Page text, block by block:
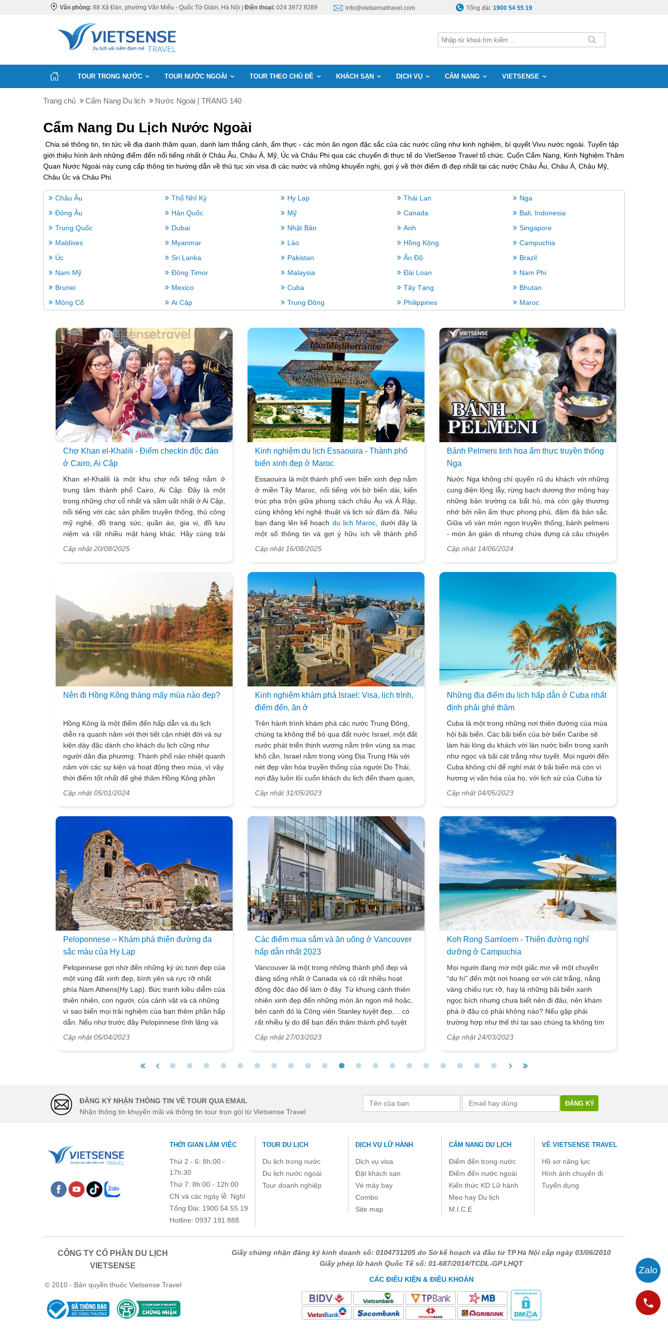
Văn phòng: 88 Xã Đàn, phường Văn Miếu - Quốc Tử Giám, Hà Nội | Điện thoại: 024 3972 8289 info@vietsensetravel.com Tổng đài:1900 54 55 19
TOUR TRONG NƯỚC TOUR NƯỚC NGOÀI TOUR THEO CHỦ ĐỀ KHÁCH SẠN DỊCH VỤ CẨM NANG VIETSENSE
Trang chủ Cẩm Nang Du lịch Nước Ngoài | TRANG 140
Cẩm Nang Du Lịch Nước Ngoài
Chia sẻ thông tin, tin tức về địa danh thăm quan, danh lam thắng cảnh, ẩm thực - các món ăn ngon đặc sắc của các nước cũng như kinh nghiệm, bí quyết Vivu nước ngoài. Tuyển tập
giới thiệu hình ảnh những điểm đến nổi tiếng nhất ở Châu Âu, Châu Á, Mỹ, Úc và Châu Phi qua các chuyến đi thực tế do VietSense Travel tổ chức. Cuốn Cẩm Nang, Kinh Nghiệm Thăm
Quan Nước Ngoài này cung cấp thông tin hướng dẫn về thủ tục xin visa đi các nước và những khuyến nghị, gợi ý về thời điểm đi đẹp nhất tại các nước Châu Âu, Châu Á, Châu Mỹ,
Châu Úc và Châu Phi.
Châu Âu Thổ Nhĩ Kỳ Hy Lạp Thái Lan
Nga
Đông Âu
Hàn Quốc Mỹ Canada
Bali, Indonesia
Trung Quốc
Dubai Nhật Bản Anh
Singapore
Maldives
Myanmar Lào Hồng Kông
Campuchia
Úc
Sri Lanka Pakistan Ấn Độ
Brazil
Nam Mỹ
Đông Timor Malaysia Đài Loan
Nam Phi
Brunei
Mexico Cuba Tây Tạng
Bhutan
Mông Cổ
Ai Cập Trung Đông Philippines Maroc
Chợ Khan el-Khalili - Điểm checkin độc đáo
ở Cairo, Ai Cập
Khan el-Khalili là một khu chợ nổi tiếng nằm ở
trung tâm thành phố Cairo, Ai Cập. Đây là một
trong những chợ cổ nhất và sầm uất nhất ở Ai Cập,
nổi tiếng với các sản phẩm truyền thống, thủ công
mỹ nghệ, đồ trang sức, quần áo, gia vị, đồ lưu
niệm và rất nhiều mặt hàng khác. Hãy cùng trải
nghiệm điểm check-in truyền thống độc đáo này
Cập nhật 20/08/2025
Kinh nghiệm du lịch Essaouira - Thành phố
biển xinh đẹp ở Maroc
Essaouira là một thành phố ven biển xinh đẹp nằm
ở miền Tây Maroc, nổi tiếng với bờ biển dài, kiến
trúc pha trộn giữa phong cách châu Âu và Ả Rập,
cùng không khí nghệ thuật và lịch sử đậm đà. Nếu
bạn đang lên kế hoạch du lịch Maroc , dưới đây là
một số thông tin và gợi ý hữu ích về thành phố
biển Essaouira xinh đẹp.
Cập nhật 16/08/2025
Bánh Pelmeni tinh hoa ẩm thực truyền thống
Nga
Nước Nga không chỉ quyến rũ du khách với những
cung điện lộng lẫy, rừng bạch dương thơ mộng hay
những bản trường ca bất hủ, mà còn gây thương
nhớ bởi nền ẩm thực phong phú, đậm đà bản sắc.
Giữa vô vàn món ngon truyền thống, bánh pelmeni
- món ăn giản dị nhưng chứa đựng cả câu chuyện
văn hóa được xem như “linh hồn” của ẩm thực xứ
Cập nhật 14/06/2024
Nên đi Hồng Kông tháng mấy mùa nào đẹp?
Hồng Kông là một điểm đến hấp dẫn và du lịch
diễn ra quanh năm với thời tiết cận nhiệt đới và sự
kiện dày đặc dành cho khách du lịch cũng như
người dân địa phương. Thành phố náo nhiệt quanh
năm với các sự kiện và hoạt động theo mùa, vì vậy
thời điểm tốt nhất để ghé thăm Hồng Kông phần
lớn phụ thuộc vào sở thích và niềm đam mê cá
cho kế hoạch kỳ nghỉ của bạn!
Cập nhật 05/01/2024
Kinh nghiệm khám phá Israel: Visa, lịch trình,
điểm đến, ăn ở
Trên hành trình khám phá các nước Trung Đông,
chúng ta không thể bỏ qua đất nước Israel, một đất
nước phát triển thịnh vượng nằm trên vùng sa mạc
khô cằn. Israel nằm trong vùng Địa Trung Hải với
nét đẹp văn hóa truyền thống của người Do Thái,
nơi đây luôn lôi cuốn khách du lịch đến tham quan,
khám phá với những điều mới mẻ vô vùng hấp
khách du lịch quốc tế biết đến. Hãy để Vietsense
travel chia sẻ một số kinh nghiệm du lịch Israel,
trước khi chúng ta lên đường khám phá Israel.
Cập nhật 31/05/2023
Những địa điểm du lịch hấp dẫn ở Cuba nhất
định phải ghé thăm
Cuba là một trong những nơi thiên đường của mùa
hội bãi biển. Các bãi biển của bờ biển Caribe sẽ
làm hài lòng du khách với làn nước biển trong xanh
như ngọc và bãi cát trắng như tuyết. Mọi người đến
Cuba không chỉ để nghỉ mát ở bãi biển mà còn vì
hương vị văn hóa của họ, với lịch sử của Cuba từ
nguồn gốc của nó, khi các bộ lạc da đỏ sinh sống ở
cá sấu và nổi tiếng với những bãi biển đẹp, rạn san
hô, xì gà, rượu rum và những ngọn núi. Khiêu vũ
đồng nghĩa với quốc gia này và một nền văn hóa
và di sản phong phú tô điểm cho đất nước. Một lịch
sử phong phú và cảnh quan thiên nhiên đáng yêu
vẫy gọi du khách hết lần này đến quốc gia này. Mỗi
khách du lịch tự hỏi có những gì để xem ở Cuba?.
Bây giờ bạn sẽ đọc top điểm du lịch Cuba hàng
đầu nhất định phải tham quan ở hòn đảo xinh đẹp
này nhé!
Cập nhật 04/05/2023
Peloponnese – Khám phá thiên đường đa
sắc màu của Hy Lạp
Pelopinnese gợi nhớ đến những ký ức tươi đẹp của
một vùng đất xinh đẹp, bình yên và rực rỡ nhất
phía Nam Athens(Hy Lạp). Bức tranh kiều diễm của
thiên nhiên, con người, của cảnh vật và cả những
vì sao biến mọi trải nghiệm của bạn thêm phần hấp
dẫn. Nếu như trước đây Pelopinnese tĩnh lặng và
không mấy sôi động thì những năm gần đây với sự
là cầu nối mang đến bạn những thông tin hấp dẫn
mới nhất của chúng tôi nhé!
Cập nhật 05/04/2023
Các điểm mua sắm và ăn uống ở Vancouver
hấp dẫn nhất 2023
Vancouver là một trong những thành phố đẹp và
đáng sống nhất ở Canada và có rất nhiều hoạt
động độc đáo để làm ở đây. Từ khung cảnh thiên
nhiên xinh đẹp đến những món ăn ngon mê hoặc,
bên cạnh đó là Công viên Stanley tuyệt đẹp,... có
rất nhiều lý do để bạn đến thăm thành phố tuyệt
vời này. Vancouver còn nhiều địa điểm để bạn tha
món ăn nên thử và các địa điểm mua sắm cũng vô
Cập nhật 27/03/2023
Koh Rong Samloem - Thiên đường nghỉ
dưỡng ở Campuchia
Mọi người đang mơ một giấc mơ về một chuyến
“du hí” đến một nơi hoang sơ với cát trắng, nắng
vàng chiếu rực rỡ, hay là những bãi biển xanh
ngọc bích nhưng chưa biết nên đi đâu, nên khám
phá ở đâu có phải không nào? Nếu gặp phải
trường hợp như thế thì tại sao chúng ta không tìm
đến “thiên đường Maldives” của Đông Nam Á - nơi
người thân yêu của mình một chuyến du lịch đến
khách có được những trải nghiệm thú vị nhất. Nếu
mọi người hiện tại vẫn đang còn băn khoăn về lựa
travel tổng hợp ngay bài viết dưới đây nhé.
Cập nhật 24/03/2023
ĐĂNG KÝ NHẬN THÔNG TIN VỀ TOUR QUA EMAIL
Nhận thông tin khuyến mãi và thông tin tour trọn gói từ Vietsense Travel
THỜI GIAN LÀM VIỆC
Thứ 2 - 6: 8h:00 -
17h:30
Thứ 7: 8h:00 - 12h:00
CN và các ngày lễ: Nghỉ
Tổng Đài: 1900 54 55 19
Hotline: 0937 191 888
TOUR DU LỊCH
Du lịch trong nước
Du lịch nước ngoài
Tour doanh nghiệp
DỊCH VỤ LỮ HÀNH
Dịch vụ visa
Đặt khách sạn
Vé máy bay
Combo
Site map
CẨM NANG DU LỊCH
Điểm đến trong nước
Điểm đến nước ngoài
Kiến thức KD Lữ hành
Mẹo hay Du lịch
M.I.C.E
VỀ VIETSENSE TRAVEL
Hồ sơ năng lực
Hình ảnh chuyến đi
Tuyển dụng
CÔNG TY CỔ PHẦN DU LỊCH
VIETSENSE
© 2010 - Bản quyền thuộc Vietsense Travel
Giấy chứng nhận đăng ký kinh doanh số: 0104731205 do Sở kế hoạch và đầu tư TP Hà Nội cấp ngày 03/06/2010
Giấy phép lữ hành Quốc Tế số: 01-687/2014/TCDL-GP LHQT
CÁC ĐIỀU KIỆN & ĐIỀU KHOẢN